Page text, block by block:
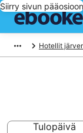
Siirry sivun pääosioon
Hotellit
Tulopäivä